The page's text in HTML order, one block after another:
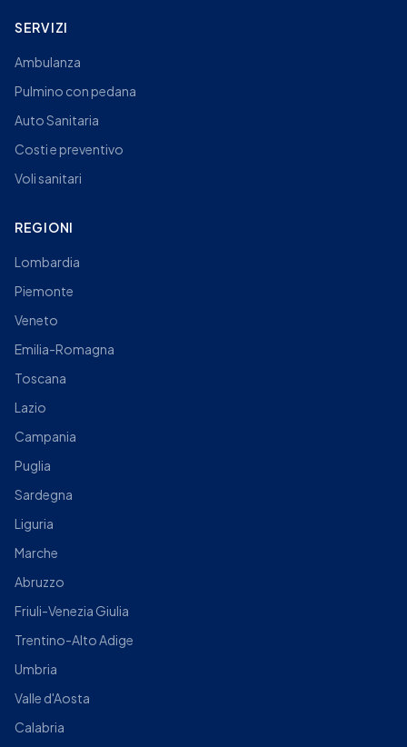
SERVIZI
Ambulanza
Pulmino con pedana
Auto Sanitaria
Costi e preventivo
Voli sanitari
REGIONI
Lombardia
Piemonte
Veneto
Emilia-Romagna
Toscana
Lazio
Campania
Puglia
Sardegna
Liguria
Marche
Abruzzo
Friuli-Venezia Giulia
Trentino-Alto Adige
Umbria
Valle d'Aosta
Calabria